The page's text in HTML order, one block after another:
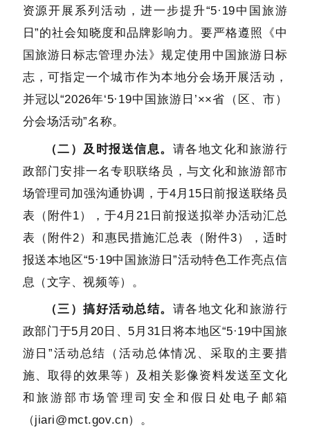
资源开展系列活动，进一步提升“5·19中国旅游
日”的社会知晓度和品牌影响力。要严格遵照《中
国旅游日标志管理办法》规定使用中国旅游日标
志，可指定一个城市作为本地分会场开展活动，
并冠以“2026年‘5·19中国旅游日’××省（区、市）
分会场活动”名称。
（二）及时报送信息。 请各地文化和旅游行
政部门安排一名专职联络员，与文化和旅游部市
场管理司加强沟通协调，于4月15日前报送联络员
表（附件1），于4月21日前报送拟举办活动汇总
表（附件2）和惠民措施汇总表（附件3），适时
报送本地区“5·19中国旅游日”活动特色工作亮点信
息（文字、视频等）。
（三）搞好活动总结。 请各地文化和旅游行
政部门于5月20日、5月31日将本地区“5·19中国旅
游日”活动总结（活动总体情况、采取的主要措
施、取得的效果等）及相关影像资料发送至文化
和旅游部市场管理司安全和假日处电子邮箱
（jiari@mct.gov.cn）。